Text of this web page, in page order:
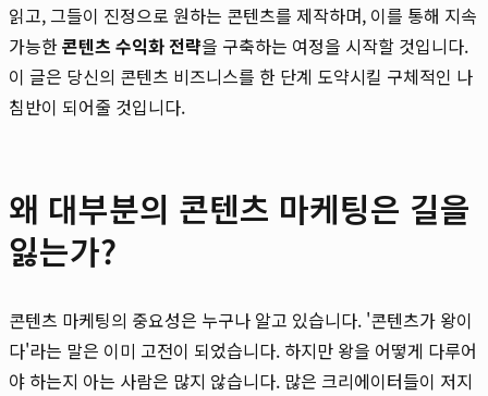
읽고, 그들이 진정으로 원하는 콘텐츠를 제작하며, 이를 통해 지속
가능한콘텐츠 수익화 전략을 구축하는 여정을 시작할 것입니다.
이 글은 당신의 콘텐츠 비즈니스를 한 단계 도약시킬 구체적인 나
침반이 되어줄 것입니다.
왜 대부분의 콘텐츠 마케팅은 길을
잃는가?
콘텐츠 마케팅의 중요성은 누구나 알고 있습니다. '콘텐츠가 왕이
다'라는 말은 이미 고전이 되었습니다. 하지만 왕을 어떻게 다루어
야 하는지 아는 사람은 많지 않습니다. 많은 크리에이터들이 저지